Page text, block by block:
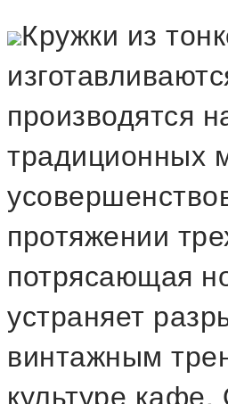
Кружки из
производятся
традиционных
протяжении
потрясающая
устраняет
винтажным
культуре кафе.